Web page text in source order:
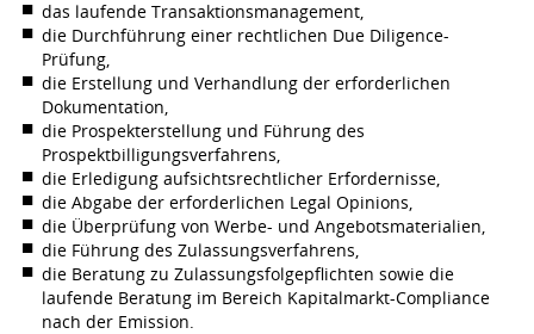
das laufende Transaktionsmanagement,
die Durchführung einer rechtlichen Due Diligence-
Prüfung,
die Erstellung und Verhandlung der erforderlichen
Dokumentation,
die Prospekterstellung und Führung des
Prospektbilligungsverfahrens,
die Erledigung aufsichtsrechtlicher Erfordernisse,
die Abgabe der erforderlichen Legal Opinions,
die Überprüfung von Werbe- und Angebotsmaterialien,
die Führung des Zulassungsverfahrens,
die Beratung zu Zulassungsfolgepflichten sowie die
laufende Beratung im Bereich Kapitalmarkt-Compliance
nach der Emission.